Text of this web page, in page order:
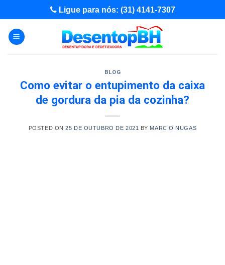
to
content
Ligue para nós: (31) 4141-7307
BLOG
Como evitar o entupimento da caixa
de gordura da pia da cozinha?
POSTED ON25 DE OUTUBRO DE 2021 BY MARCIO NUGAS